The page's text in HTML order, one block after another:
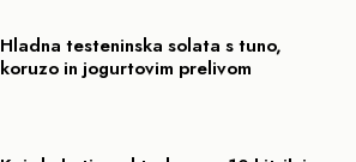
Hladna testeninska solata s tuno,
koruzo in jogurtovim prelivom